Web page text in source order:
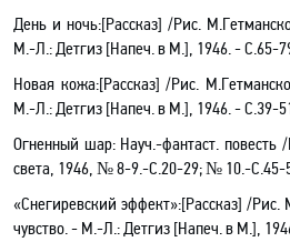
День и ночь:[Рассказ] /Рис.
М.-Л.: Детгиз [Напеч. в М.], 1946. - С.65-
Новая кожа:[Рассказ] /Рис.
М.-Л.: Детгиз [Напеч. в М.], 1946. - С.39-
Огненный шар: Науч.-фантаст. повесть
света, 1946, № 8-9.-С.20-29; № 10.-С.45-
«Снегиревский эффект»:[Рассказ] /
чувство. - М.-Л.: Детгиз [Напеч. в М.],